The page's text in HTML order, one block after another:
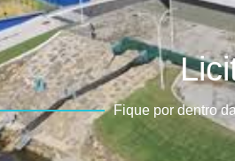
Fique por dentro